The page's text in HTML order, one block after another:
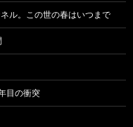
ル。この世の春はいつまで
目の衝突